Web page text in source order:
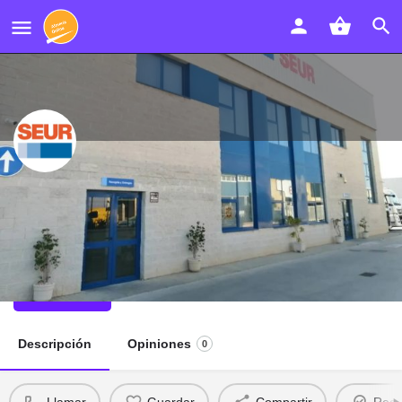
Seur Almería - Envíos y Puntos
Seur Almería teléfono y dirección
Llamar
Descripción Opiniones 0